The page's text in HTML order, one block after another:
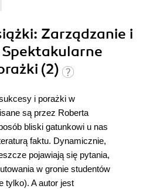
: Zarządzanie i
(2)
i porażki w
są przez Roberta
bliski gatunkowi u nas
faktu. Dynamicznie,
pojawiają się pytania,
w gronie studentów
tylko). A autor jest